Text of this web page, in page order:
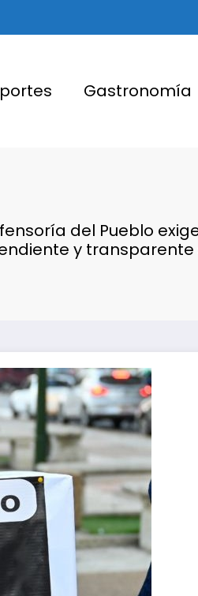
Gastronomía
del Pueblo
y